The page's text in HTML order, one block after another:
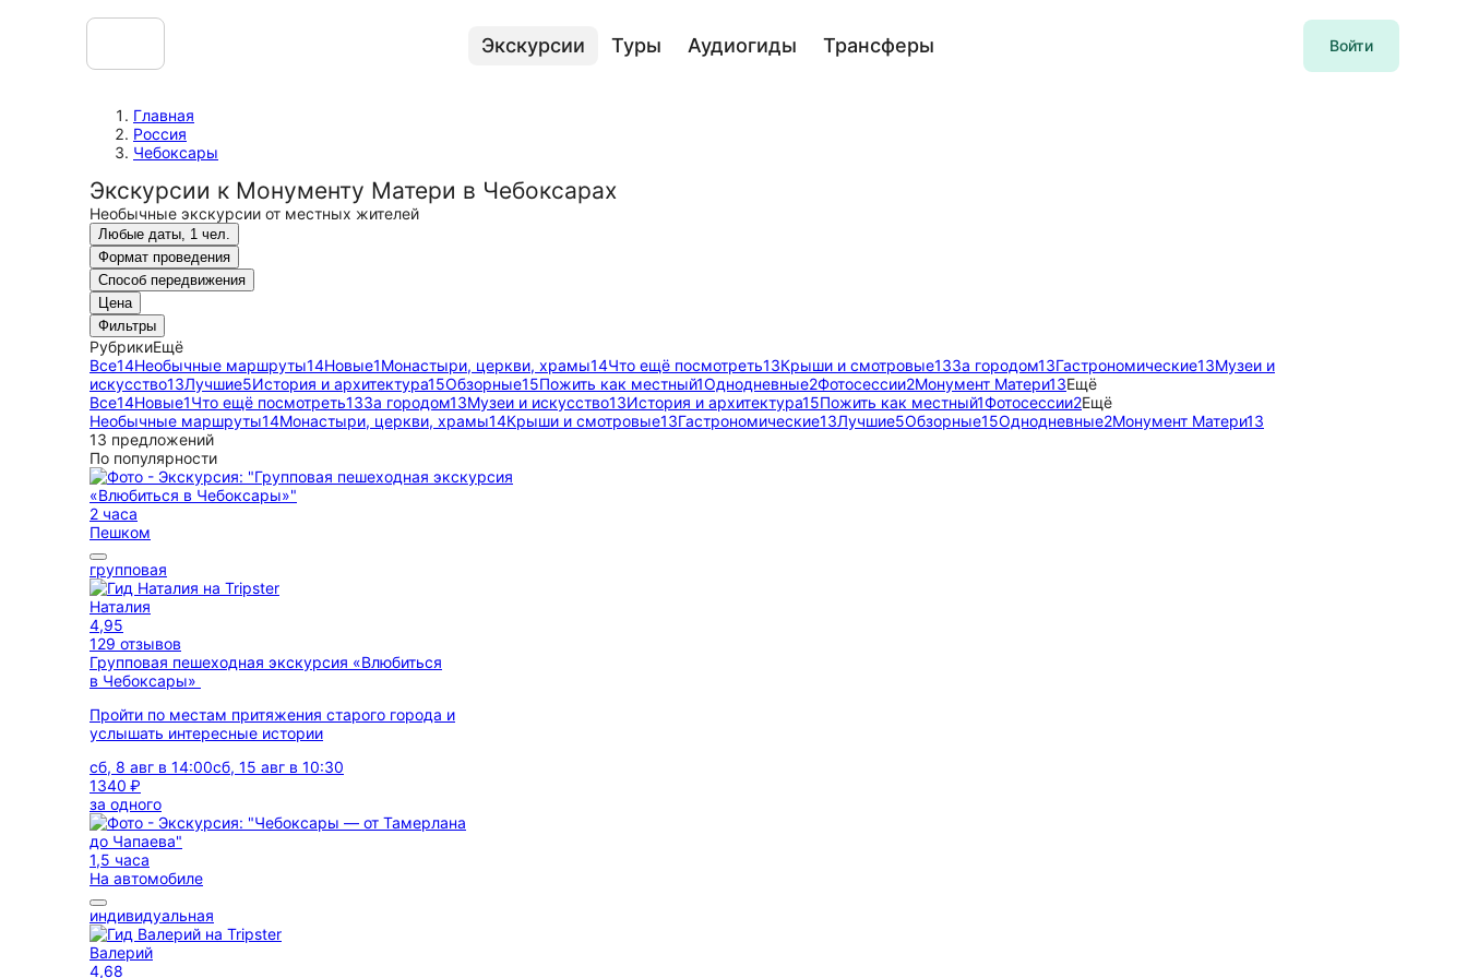
Экскурсии Туры Аудиогиды Трансферы Войти
Главная
Россия
Чебоксары
Экскурсии к Монументу Матери в Чебоксарах
Необычные экскурсии от местных жителей
Любые даты, 1 чел.
Формат проведения
Способ передвижения
Цена
Фильтры
РубрикиЕщё
Все14Необычные маршруты14Новые1Монастыри, церкви, храмы14Что ещё посмотреть13Крыши и смотровые13За городом13Гастрономические13Музеи и
искусство13Лучшие5История и архитектура15Обзорные15Пожить как местный1Однодневные2Фотосессии2Монумент Матери13Ещё
Все14Новые1Что ещё посмотреть13За городом13Музеи и искусство13История и архитектура15Пожить как местный1Фотосессии2Ещё
Необычные маршруты14Монастыри, церкви, храмы14Крыши и смотровые13Гастрономические13Лучшие5Обзорные15Однодневные2Монумент Матери13
13 предложений
По популярности
2 часа
Пешком
групповая
Наталия
4,95
129 отзывов
Групповая пешеходная экскурсия «Влюбиться
в Чебоксары»
Пройти по местам притяжения старого города и
услышать интересные истории
сб, 8 авг в 14:00сб, 15 авг в 10:30
1340 ₽
за одного
1,5 часа
На автомобиле
индивидуальная
Валерий
4,68